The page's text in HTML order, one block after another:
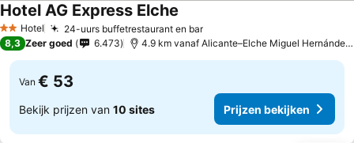
2 Sterren
Hotel 24-uurs buffetrestaurant en bar
Hotel AG Express Elche
8,3 Zeer goed 6.473 4.9 km vanaf Alicante–Elche Miguel Hernández Airport
Van € 53
Bekijk prijzen van 10 sites Prijzen bekijken